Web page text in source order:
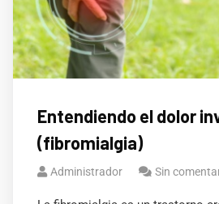
Entendiendo el dolor
(fibromialgia)
Administrador Sin